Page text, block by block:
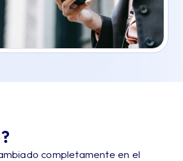
completamente en el